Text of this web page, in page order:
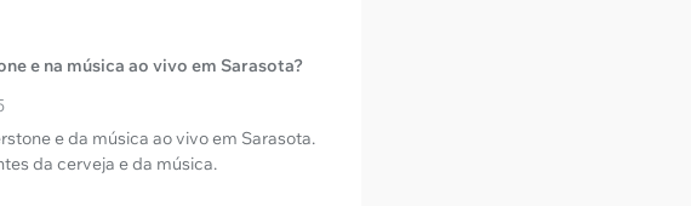
e na música ao vivo em Sarasota?
e da música ao vivo em Sarasota.
da cerveja e da música.